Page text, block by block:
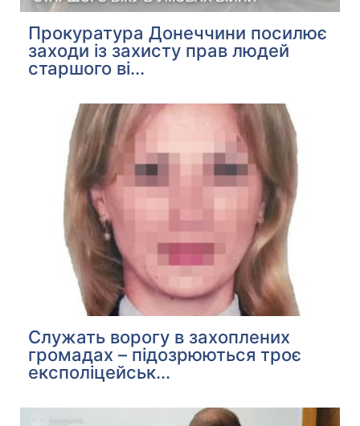
Прокуратура Донеччини посилює
заходи із захисту прав людей
старшого ві...
Служать ворогу в захоплених
громадах – підозрюються троє
експоліцейськ...